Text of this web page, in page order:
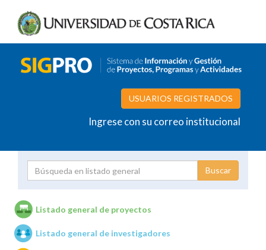
USUARIOS REGISTRADOS
Ingrese con su correo institucional
Unidades de investigación
Listado general de proyectos
Listado general de investigadores